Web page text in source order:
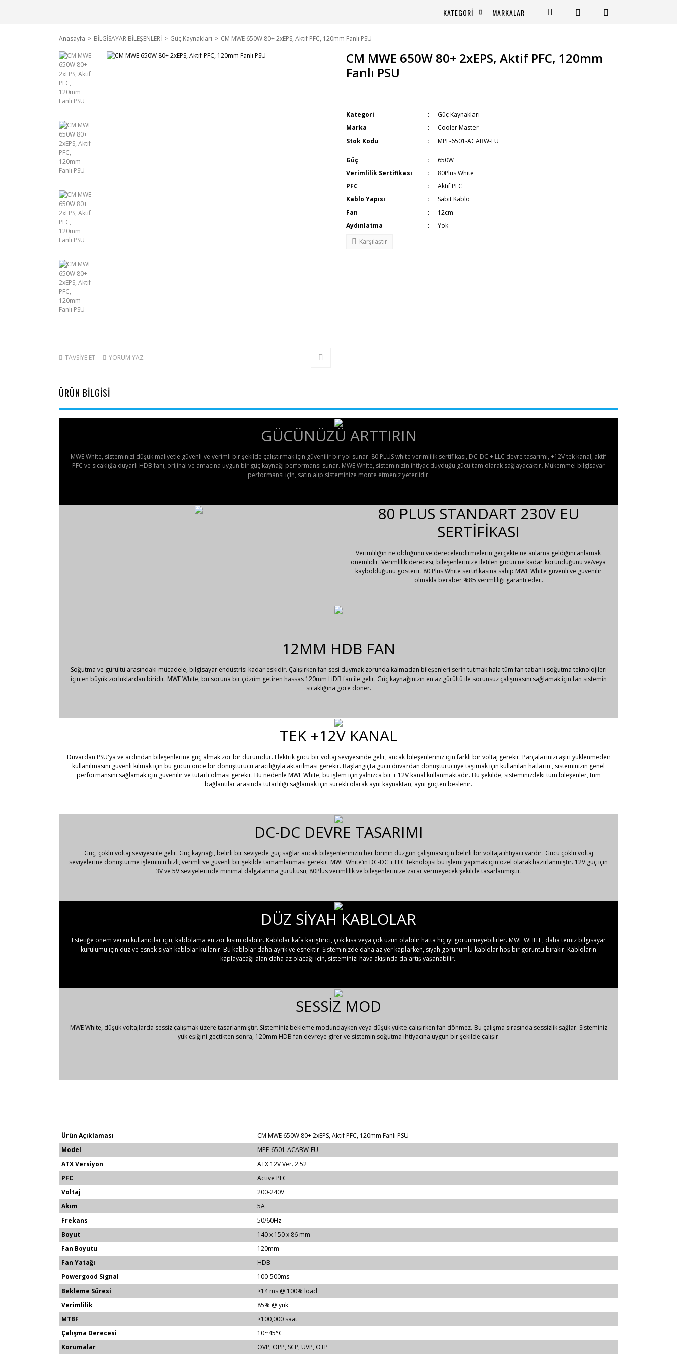
KATEGORİ MARKALAR
Anasayfa BİLGİSAYAR BİLEŞENLERİ Güç Kaynakları CM MWE 650W 80+ 2xEPS, Aktif PFC, 120mm Fanlı PSU
TAVSİYE ET YORUM YAZ
CM MWE 650W 80+ 2xEPS, Aktif PFC, 120mm
Fanlı PSU
Kategori
Güç Kaynakları
Marka
Cooler Master
Stok Kodu
MPE-6501-ACABW-EU
Güç
650W
Verimlilik Sertifikası
80Plus White
PFC
Aktif PFC
Kablo Yapısı
Sabit Kablo
Fan
12cm
Aydınlatma
Yok
Karşılaştır
ÜRÜN BİLGİSİ
GÜCÜNÜZÜ ARTTIRIN
MWE White, sisteminizi düşük maliyetle güvenli ve verimli bir şekilde çalıştırmak için güvenilir bir yol sunar. 80 PLUS white verimlilik sertifikası, DC-DC + LLC devre tasarımı, +12V tek kanal, aktif
PFC ve sıcaklığa duyarlı HDB fanı, orijinal ve amacına uygun bir güç kaynağı performansı sunar. MWE White, sisteminizin ihtiyaç duyduğu gücü tam olarak sağlayacaktır. Mükemmel bilgisayar
performansı için, satın alıp sisteminize monte etmeniz yeterlidir.
80 PLUS STANDART 230V EU
SERTİFİKASI
Verimliliğin ne olduğunu ve derecelendirmelerin gerçekte ne anlama geldiğini anlamak
önemlidir. Verimlilik derecesi, bileşenlerinize iletilen gücün ne kadar korunduğunu ve/veya
kaybolduğunu gösterir. 80 Plus White sertifikasına sahip MWE White güvenli ve güvenilir
olmakla beraber %85 verimliliği garanti eder.
12MM HDB FAN
Soğutma ve gürültü arasındaki mücadele, bilgisayar endüstrisi kadar eskidir. Çalışırken fan sesi duymak zorunda kalmadan bileşenleri serin tutmak hala tüm fan tabanlı soğutma teknolojileri
için en büyük zorluklardan biridir. MWE White, bu soruna bir çözüm getiren hassas 120mm HDB fan ile gelir. Güç kaynağınızın en az gürültü ile sorunsuz çalışmasını sağlamak için fan sistemin
sıcaklığına göre döner.
TEK +12V KANAL
Duvardan PSU'ya ve ardından bileşenlerine güç almak zor bir durumdur. Elektrik gücü bir voltaj seviyesinde gelir, ancak bileşenleriniz için farklı bir voltaj gerekir. Parçalarınızı aşırı yüklenmeden
kullanılmasını güvenli kılmak için bu gücün önce bir dönüştürücü aracılığıyla aktarılması gerekir. Başlangıçta gücü duvardan dönüştürücüye taşımak için kullanılan hatların , sisteminizin genel
performansını sağlamak için güvenilir ve tutarlı olması gerekir. Bu nedenle MWE White, bu işlem için yalnızca bir + 12V kanal kullanmaktadır. Bu şekilde, sisteminizdeki tüm bileşenler, tüm
bağlantılar arasında tutarlılığı sağlamak için sürekli olarak aynı kaynaktan, aynı güçten beslenir.
DC-DC DEVRE TASARIMI
Güç, çoklu voltaj seviyesi ile gelir. Güç kaynağı, belirli bir seviyede güç sağlar ancak bileşenlerinizin her birinin düzgün çalışması için belirli bir voltaja ihtiyacı vardır. Gücü çoklu voltaj
seviyelerine dönüştürme işleminin hızlı, verimli ve güvenli bir şekilde tamamlanması gerekir. MWE White’ın DC-DC + LLC teknolojisi bu işlemi yapmak için özel olarak hazırlanmıştır. 12V güç için
3V ve 5V seviyelerinde minimal dalgalanma gürültüsü, 80Plus verimlilik ve bileşenlerinize zarar vermeyecek şekilde tasarlanmıştır.
DÜZ SİYAH KABLOLAR
Estetiğe önem veren kullanıcılar için, kablolama en zor kısım olabilir. Kablolar kafa karıştırıcı, çok kısa veya çok uzun olabilir hatta hiç iyi görünmeyebilirler. MWE WHITE, daha temiz bilgisayar
kurulumu için düz ve esnek siyah kablolar kullanır. Bu kablolar daha ayrık ve esnektir. Sisteminizde daha az yer kaplarken, siyah görünümlü kablolar hoş bir görüntü bırakır. Kabloların
kaplayacağı alan daha az olacağı için, sisteminizi hava akışında da artış yaşanabilir..
SESSİZ MOD
MWE White, düşük voltajlarda sessiz çalışmak üzere tasarlanmıştır. Sisteminiz bekleme modundayken veya düşük yükte çalışırken fan dönmez. Bu çalışma sırasında sessizlik sağlar. Sisteminiz
yük eşiğini geçtikten sonra, 120mm HDB fan devreye girer ve sistemin soğutma ihtiyacına uygun bir şekilde çalışır.
Ürün Açıklaması
CM MWE 650W 80+ 2xEPS, Aktif PFC, 120mm Fanlı PSU
Model
MPE-6501-ACABW-EU
ATX Versiyon
ATX 12V Ver. 2.52
PFC
Active PFC
Voltaj
200-240V
Akım
5A
Frekans
50/60Hz
Boyut
140 x 150 x 86 mm
Fan Boyutu
120mm
Fan Yatağı
HDB
Powergood Signal
100-500ms
Bekleme Süresi
>14 ms @ 100% load
Verimlilik
85% @ yük
MTBF
>100,000 saat
Çalışma Derecesi
10~45°C
Korumalar
OVP, OPP, SCP, UVP, OTP